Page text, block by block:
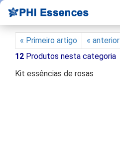
« Primeiro artigo « anterior
12 Produtos nesta categoria
Kit essências de rosas